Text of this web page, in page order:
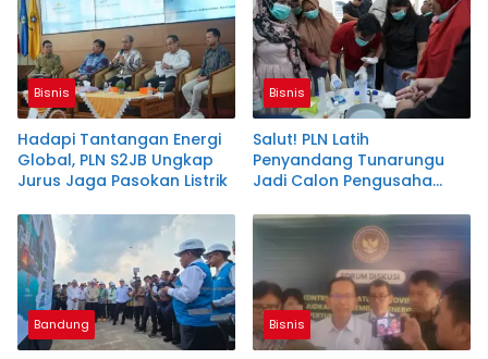
Bisnis
Hadapi Tantangan Energi
Global, PLN S2JB Ungkap
Jurus Jaga Pasokan Listrik
Bisnis
Salut! PLN Latih
Penyandang Tunarungu
Jadi Calon Pengusaha
Bandung Bisnis